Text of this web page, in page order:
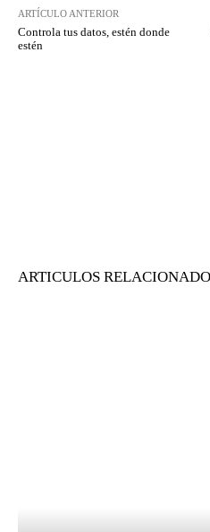
ARTÍCULO ANTERIOR
Controla tus datos, estén donde
estén
ARTICULOS